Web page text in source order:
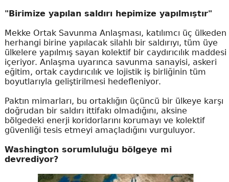
"Birimize yapılan saldırı hepimize yapılmıştır"
Mekke Ortak Savunma Anlaşması, katılımcı üç ülkeden
herhangi birine yapılacak silahlı bir saldırıyı, tüm üye
ülkelere yapılmış sayan kolektif bir caydırıcılık maddesi
içeriyor. Anlaşma uyarınca savunma sanayisi, askeri
eğitim, ortak caydırıcılık ve lojistik iş birliğinin tüm
boyutlarıyla geliştirilmesi hedefleniyor.
Paktın mimarları, bu ortaklığın üçüncü bir ülkeye karşı
doğrudan bir saldırı ittifakı olmadığını, aksine
bölgedeki enerji koridorlarını korumayı ve kolektif
güvenliği tesis etmeyi amaçladığını vurguluyor.
Washington sorumluluğu bölgeye mi
devrediyor?